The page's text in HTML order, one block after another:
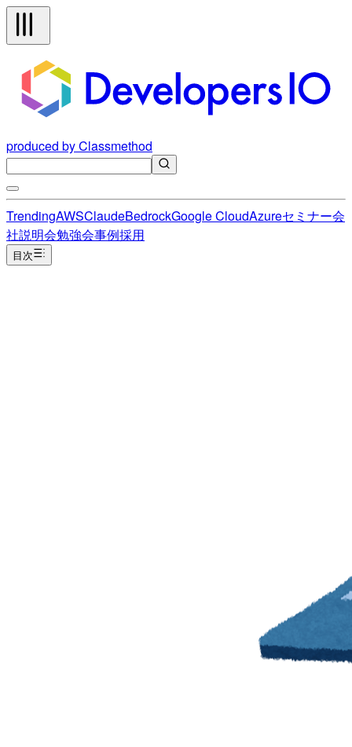
produced by Classmethod
TrendingAWSClaudeBedrockGoogle CloudAzureセミナー会
社説明会勉強会事例採用
目次